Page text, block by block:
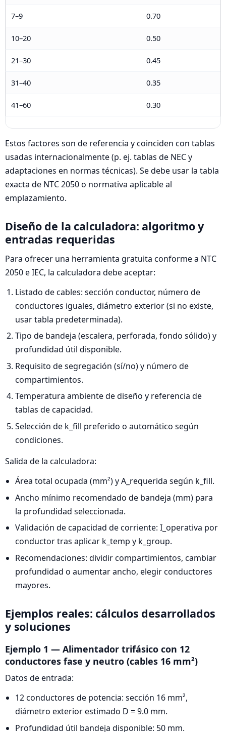
7–9 0.70
10–20 0.50
21–30 0.45
31–40 0.35
41–60 0.30
Estos factores son de referencia y coinciden con tablas
usadas internacionalmente (p. ej. tablas de NEC y
adaptaciones en normas técnicas). Se debe usar la tabla
exacta de NTC 2050 o normativa aplicable al
emplazamiento.
Diseño de la calculadora: algoritmo y
entradas requeridas
Para ofrecer una herramienta gratuita conforme a NTC
2050 e IEC, la calculadora debe aceptar:
Listado de cables: sección conductor, número de
conductores iguales, diámetro exterior (si no existe,
usar tabla predeterminada).
Tipo de bandeja (escalera, perforada, fondo sólido) y
profundidad útil disponible.
Requisito de segregación (sí/no) y número de
compartimientos.
Temperatura ambiente de diseño y referencia de
tablas de capacidad.
Selección de k_fill preferido o automático según
condiciones.
Salida de la calculadora:
Área total ocupada (mm²) y A_requerida según k_fill.
Ancho mínimo recomendado de bandeja (mm) para
la profundidad seleccionada.
Validación de capacidad de corriente: I_operativa por
conductor tras aplicar k_temp y k_group.
Recomendaciones: dividir compartimientos, cambiar
profundidad o aumentar ancho, elegir conductores
mayores.
Ejemplos reales: cálculos desarrollados
y soluciones
Ejemplo 1 — Alimentador trifásico con 12
conductores fase y neutro (cables 16 mm²)
Datos de entrada:
12 conductores de potencia: sección 16 mm²,
diámetro exterior estimado D = 9.0 mm.
Profundidad útil bandeja disponible: 50 mm.